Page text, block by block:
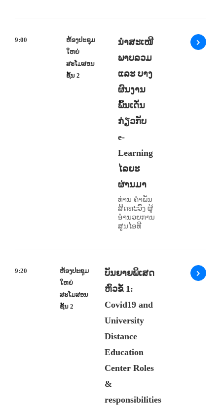
9:00
ຫ້ອງປະຊຸມ
ໃຫຍ່
ສະໂມສອນ
ຊັ້ນ 2
ນຳສະເໜີ
ພາບລວມ
ແລະ ບາງ
ຜົນງານ
ພົ້ນເດັ່ນ
ກ່ຽວກັບ
e-
Learning
ໄລຍະ
ຜ່ານມາ
ທ່ານ ຄຳພັນ
ສິດທະວົງ ຜູ້
ອຳນວຍການ
ສູນໄອທີ
9:20
ຫ້ອງປະຊຸມ
ໃຫຍ່
ສະໂມສອນ
ຊັ້ນ 2
ບັນຍາຍພິເສດ
ຫົວຂໍ້ 1:
Covid19 and
University
Distance
Education
Center Roles
&
responsibilities